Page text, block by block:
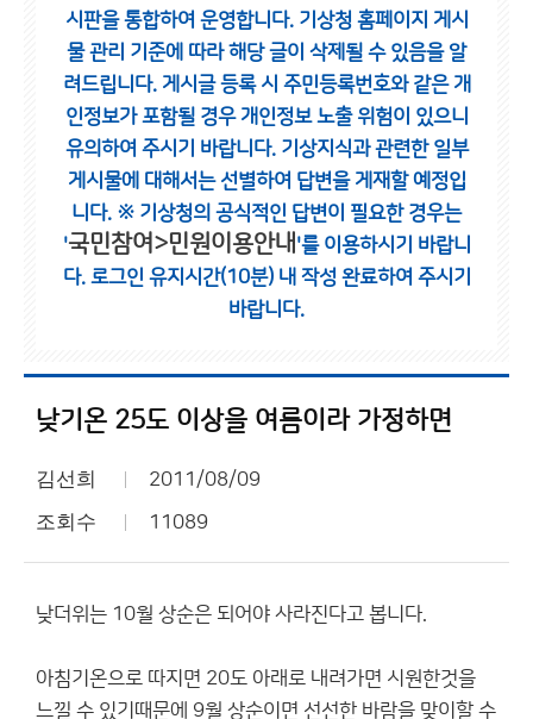
시판을 통합하여 운영합니다. 기상청 홈페이지 게시
물 관리 기준에 따라 해당 글이 삭제될 수 있음을 알
려드립니다. 게시글 등록 시 주민등록번호와 같은 개
인정보가 포함될 경우 개인정보 노출 위험이 있으니
유의하여 주시기 바랍니다. 기상지식과 관련한 일부
게시물에 대해서는 선별하여 답변을 게재할 예정입
니다. ※ 기상청의 공식적인 답변이 필요한 경우는
'국민참여>민원이용안내 '를 이용하시기 바랍니
다. 로그인 유지시간(10분) 내 작성 완료하여 주시기
바랍니다.
낮기온 25도 이상을 여름이라 가정하면
김선희 2011/08/09
조회수 11089
낮더위는 10월 상순은 되어야 사라진다고 봅니다.
아침기온으로 따지면 20도 아래로 내려가면 시원한것을
느낄 수 있기때문에 9월 상순이면 선선한 바람을 맞이할 수